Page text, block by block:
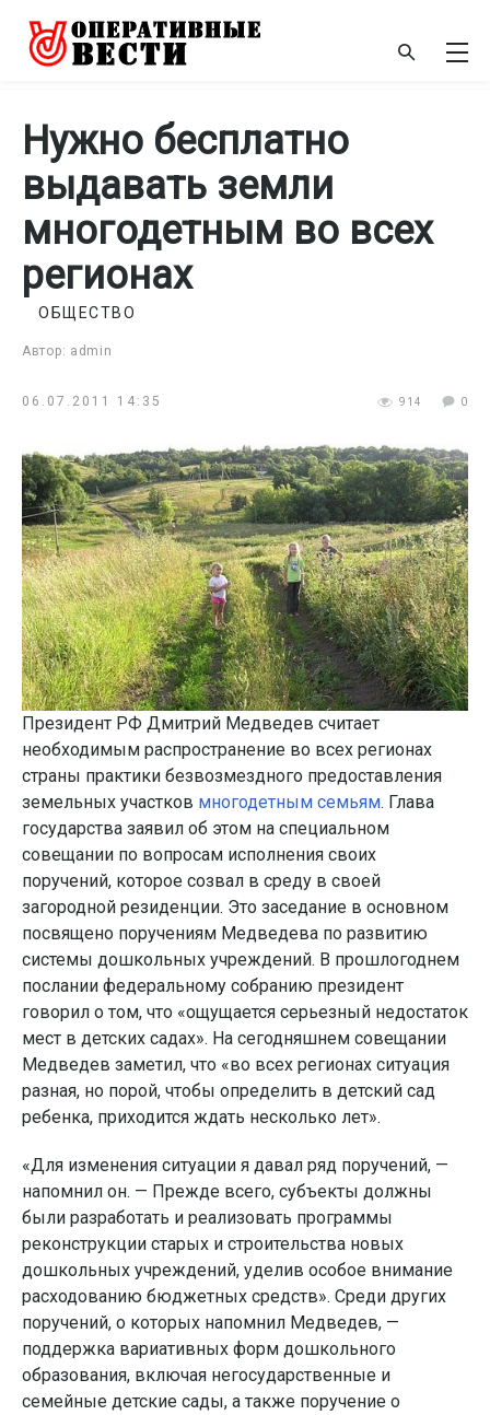
Нужно бесплатно
выдавать земли
многодетным во всех
регионах
Автор: admin
ОБЩЕСТВО
06.07.2011 14:35 914 0
Президент РФ Дмитрий Медведев считает
необходимым распространение во всех регионах
страны практики безвозмездного предоставления
земельных участков многодетным семьям. Глава
государства заявил об этом на специальном
совещании по вопросам исполнения своих
поручений, которое созвал в среду в своей
загородной резиденции. Это заседание в основном
посвящено поручениям Медведева по развитию
системы дошкольных учреждений. В прошлогоднем
послании федеральному собранию президент
говорил о том, что «ощущается серьезный недостаток
мест в детских садах». На сегодняшнем совещании
Медведев заметил, что «во всех регионах ситуация
разная, но порой, чтобы определить в детский сад
ребенка, приходится ждать несколько лет».
«Для изменения ситуации я давал ряд поручений, —
напомнил он. — Прежде всего, субъекты должны
были разработать и реализовать программы
реконструкции старых и строительства новых
дошкольных учреждений, уделив особое внимание
расходованию бюджетных средств». Среди других
поручений, о которых напомнил Медведев, —
поддержка вариативных форм дошкольного
образования, включая негосударственные и
семейные детские сады, а также поручение о